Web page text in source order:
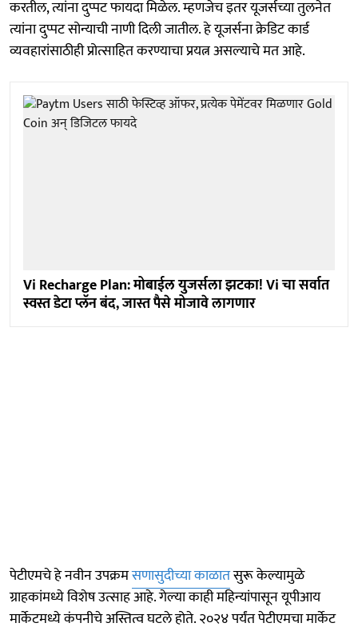
करतील, त्यांना दुप्पट फायदा मिळेल. म्हणजेच इतर यूजर्सच्या तुलनेत
त्यांना दुप्पट सोन्याची नाणी दिली जातील. हे यूजर्सना क्रेडिट कार्ड
व्यवहारांसाठीही प्रोत्साहित करण्याचा प्रयत्न असल्याचे मत आहे.
Vi Recharge Plan: मोबाईल युजर्सला झटका! Vi चा सर्वात
स्वस्त डेटा प्लॅन बंद, जास्त पैसे मोजावे लागणार
पेटीएमचे हे नवीन उपक्रमसणासुदीच्या काळातसुरू केल्यामुळे
ग्राहकांमध्ये विशेष उत्साह आहे. गेल्या काही महिन्यांपासून यूपीआय
मार्केटमध्ये कंपनीचे अस्तित्व घटले होते. २०२४ पर्यंत पेटीएमचा मार्केट